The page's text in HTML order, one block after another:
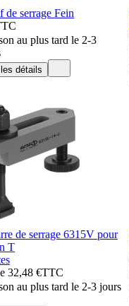
de serrage Fein
au plus tard le 2-3
détails
de serrage 6315V pour
T
32,48 €TTC
au plus tard le 2-3 jours